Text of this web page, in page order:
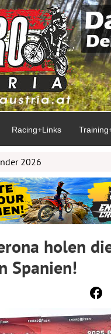
Racing+Links
2026
holen
Spanien!